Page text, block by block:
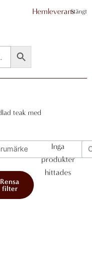
HemleveransStängt
teak med
Rensa
filter
Inga
produkter
hittades